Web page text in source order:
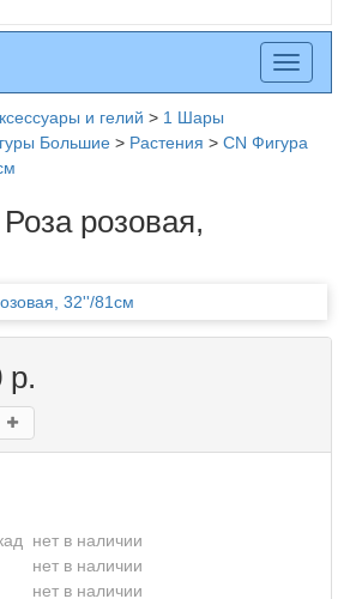
меню
и гелий > 1 Шары
Большие > Растения > CN Фигура
розовая,
р.
нет в наличии
нет в наличии
нет в наличии